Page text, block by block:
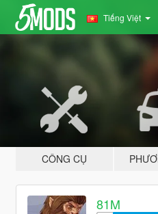
Tiếng Việt
CÔNG CỤ
81M